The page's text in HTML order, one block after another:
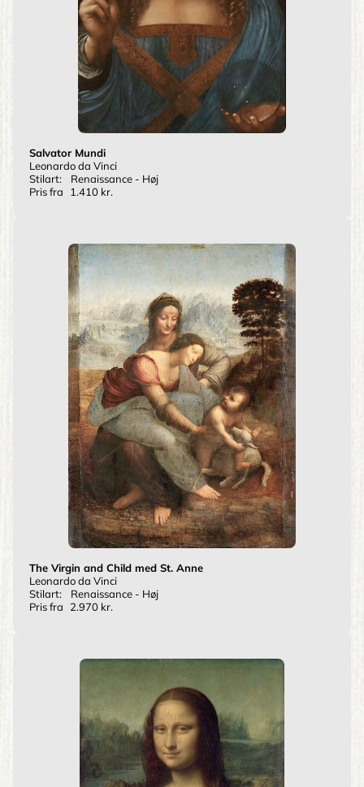
Salvator Mundi
Leonardo da Vinci
Stilart:
Renaissance - Høj
Pris fra
1.410 kr.
The Virgin and Child med St. Anne
Leonardo da Vinci
Stilart:
Renaissance - Høj
Pris fra
2.970 kr.